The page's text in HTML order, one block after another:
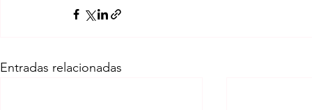
Entradas relacionadas